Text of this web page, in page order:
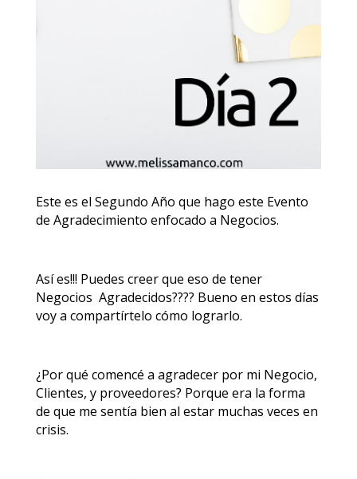
Este es el Segundo Año que hago este Evento
de Agradecimiento enfocado a Negocios.
Así es!!! Puedes creer que eso de tener
Negocios Agradecidos???? Bueno en estos días
voy a compartírtelo cómo lograrlo.
¿Por qué comencé a agradecer por mi Negocio,
Clientes, y proveedores? Porque era la forma
de que me sentía bien al estar muchas veces en
crisis.